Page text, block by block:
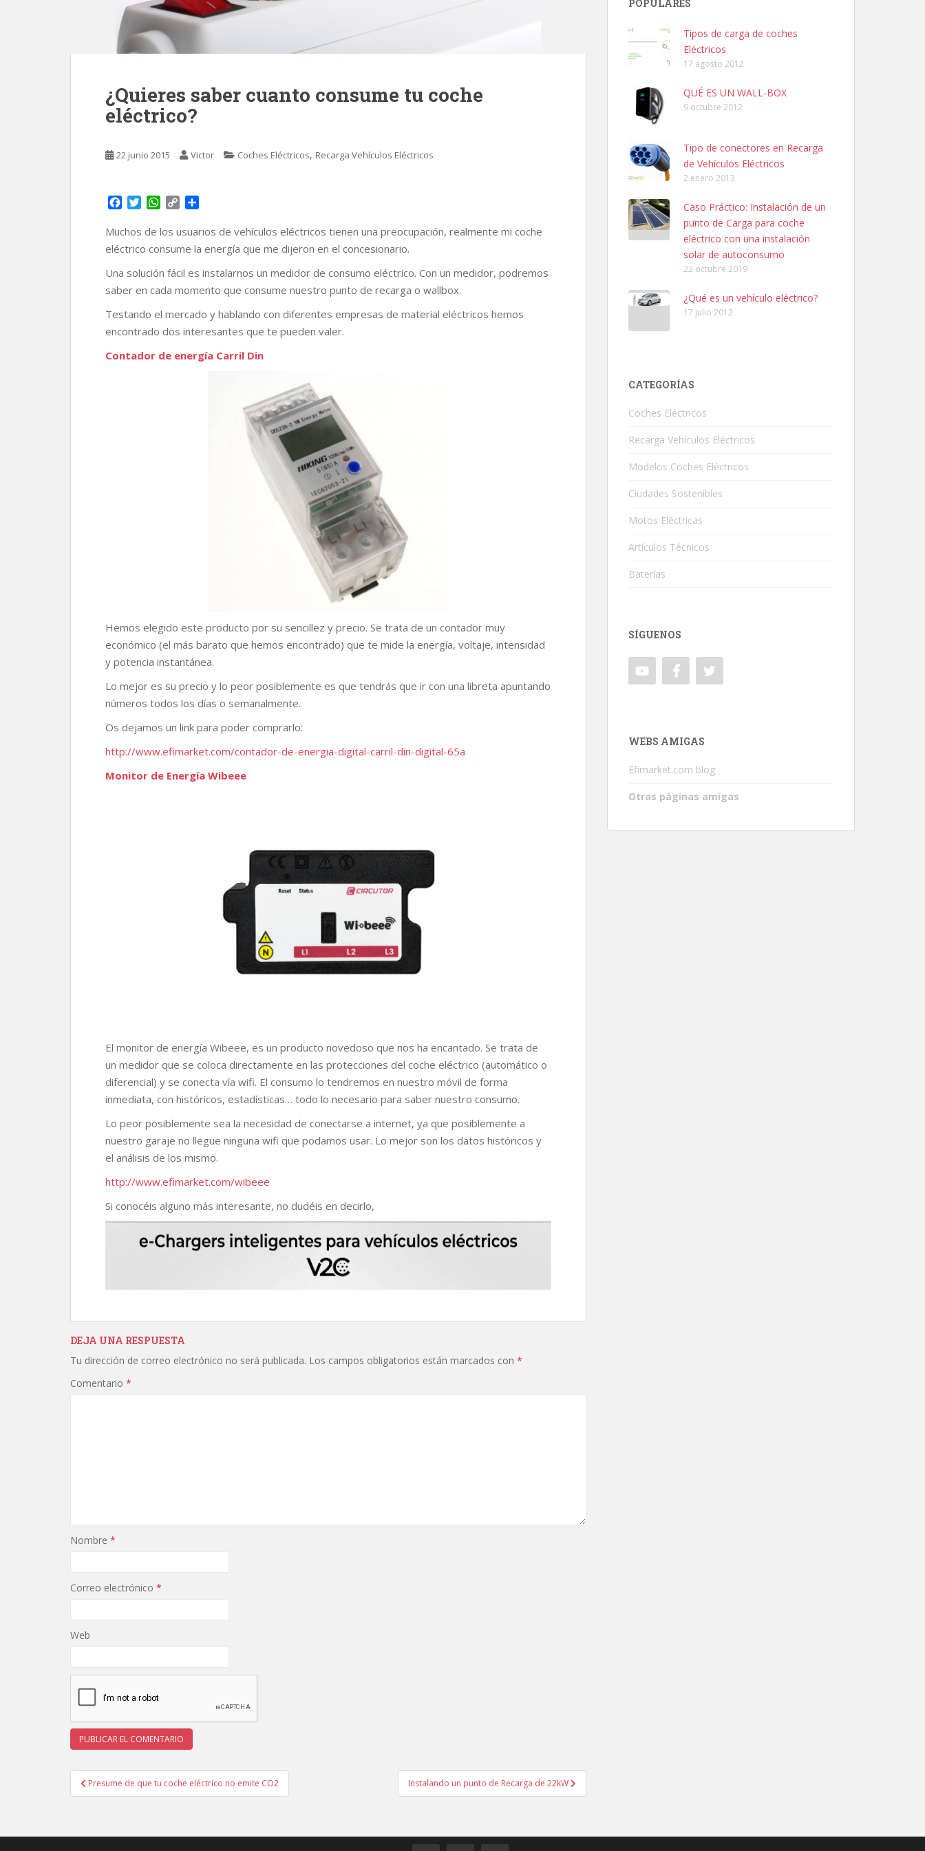
¿Quieres saber cuanto consume tu coche
eléctrico?
22 junio 2015 Victor Coches Eléctricos, Recarga Vehículos Eléctricos
c
e
b
o
o
k
T
t
t
e
r
W
a
t
s
A
p
p
C
p
y
L
i
n
k
m
p
a
r
t
i
r
Muchos de los usuarios de vehículos eléctricos tienen una preocupación, realmente mi coche
eléctrico consume la energía que me dijeron en el concesionario.
Una solución fácil es instalarnos un medidor de consumo eléctrico. Con un medidor, podremos
saber en cada momento que consume nuestro punto de recarga o wallbox.
Testando el mercado y hablando con diferentes empresas de material eléctricos hemos
encontrado dos interesantes que te pueden valer.
Contador de energía Carril Din
Hemos elegido este producto por su sencillez y precio. Se trata de un contador muy
económico (el más barato que hemos encontrado) que te mide la energía, voltaje, intensidad
y potencia instantánea.
Lo mejor es su precio y lo peor posiblemente es que tendrás que ir con una libreta apuntando
números todos los días o semanalmente.
Os dejamos un link para poder comprarlo:
http://www.efimarket.com/contador-de-energia-digital-carril-din-digital-65a
Monitor de Energía Wibeee
El monitor de energía Wibeee, es un producto novedoso que nos ha encantado. Se trata de
un medidor que se coloca directamente en las protecciones del coche eléctrico (automático o
diferencial) y se conecta vía wifi. El consumo lo tendremos en nuestro móvil de forma
inmediata, con históricos, estadísticas… todo lo necesario para saber nuestro consumo.
Lo peor posiblemente sea la necesidad de conectarse a internet, ya que posiblemente a
nuestro garaje no llegue ninguna wifi que podamos usar. Lo mejor son los datos históricos y
el análisis de los mismo.
http://www.efimarket.com/wibeee
Si conocéis alguno más interesante, no dudéis en decirlo,
DEJA UNA RESPUESTA
Tu dirección de correo electrónico no será publicada. Los campos obligatorios están marcados con *
Comentario *
Nombre *
Correo electrónico *
Web
Navegación
de
Presume de que tu coche eléctrico no emite CO2 Instalando un punto de Recarga de 22kW
POPULARES
Tipos de carga de coches
Eléctricos
17 agosto 2012
QUÉ ES UN WALL-BOX
9 octubre 2012
Tipo de conectores en Recarga
de Vehículos Eléctricos
2 enero 2013
Caso Práctico: Instalación de un
punto de Carga para coche
eléctrico con una instalación
solar de autoconsumo
22 octubre 2019
¿Qué es un vehículo eléctrico?
17 julio 2012
CATEGORÍAS
Coches Eléctricos
Recarga Vehículos Eléctricos
Modelos Coches Eléctricos
Ciudades Sostenibles
Motos Eléctricas
Artículos Técnicos
Baterías
SÍGUENOS
WEBS AMIGAS
Efimarket.com blog
Otras páginas amigas